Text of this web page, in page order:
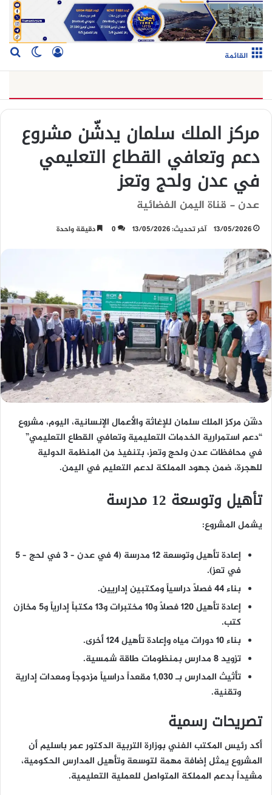
تسجيل القائمة
مركز الملك سلمان يدشّن مشروع
دعم وتعافي القطاع التعليمي
في عدن ولحج وتعز
عدن - قناة اليمن الفضائية
13/05/2026 آخر تحديث: 13/05/2026 0 دقيقة واحدة
دشّن مركز الملك سلمان للإغاثة والأعمال الإنسانية، اليوم، مشروع
“دعم استمرارية الخدمات التعليمية وتعافي القطاع التعليمي”
في محافظاتعدن ولحج وتعز، بتنفيذ من المنظمة الدولية
للهجرة، ضمن جهود المملكة لدعم التعليم في اليمن.
تأهيل وتوسعة 12 مدرسة
يشمل المشروع:
إعادة تأهيل وتوسعة 12 مدرسة
(4 في عدن – 3 في لحج – 5
في تعز).
بناء 44 فصلاً دراسياً
ومكتبين إداريين.
إعادة تأهيل 120 فصلاً
و10 مختبرات و13 مكتباً إدارياً و5 مخازن
كتب.
بناء 10 دورات مياه
وإعادة تأهيل 124 أخرى.
تزويد8 مدارس بمنظومات طاقة شمسية
.
تأثيث المدارس بـ1,030 مقعداً دراسياً مزدوجاً
ومعدات إدارية
وتقنية.
تصريحات رسمية
أكد رئيس المكتب الفني بوزارة التربية الدكتور عمر باسليم أن
المشروع يمثل إضافة مهمة لتوسعة وتأهيل المدارس الحكومية،
مشيداً بدعم المملكة المتواصل للعملية التعليمية.